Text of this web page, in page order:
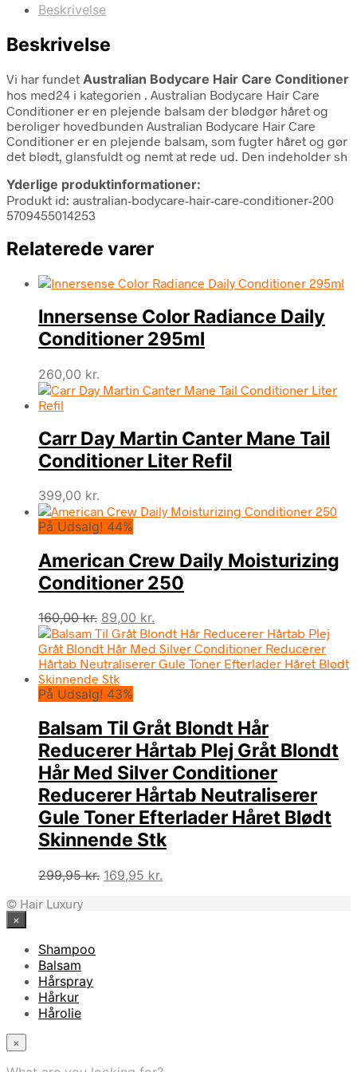
Beskrivelse
Beskrivelse
Vi har fundet Australian Bodycare Hair Care Conditioner
hos med24 i kategorien . Australian Bodycare Hair Care
Conditioner er en plejende balsam der blødgør håret og
beroliger hovedbunden Australian Bodycare Hair Care
Conditioner er en plejende balsam, som fugter håret og gør
det blødt, glansfuldt og nemt at rede ud. Den indeholder sh
Yderlige produktinformationer:
Produkt id: australian-bodycare-hair-care-conditioner-200
5709455014253
Relaterede varer
Innersense Color Radiance Daily
Conditioner 295ml
260,00 kr.
Carr Day Martin Canter Mane Tail
Conditioner Liter Refil
399,00 kr.
På Udsalg! 44%
American Crew Daily Moisturizing
Conditioner 250
160,00kr. Den
oprindelige
pris
var:
160,00 kr..
89,00 kr.
aktuelle
pris
er:
På Udsalg! 43%
Balsam Til Gråt Blondt Hår
Reducerer Hårtab Plej Gråt Blondt
Hår Med Silver Conditioner
Reducerer Hårtab Neutraliserer
Gule Toner Efterlader Håret Blødt
Skinnende Stk
299,95kr. Den
169,95 kr.
© Hair Luxury
×
Shampoo
Balsam
Hårspray
Hårkur
Hårolie
×